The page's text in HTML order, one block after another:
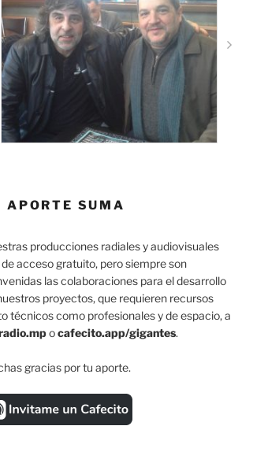
APORTE SUMA
producciones radiales y audiovisuales
acceso gratuito, pero siempre son
las colaboraciones para el desarrollo
proyectos, que requieren recursos
técnicos como profesionales y de espacio, a
ocafecito.app/gigantes.
gracias por tu aporte.